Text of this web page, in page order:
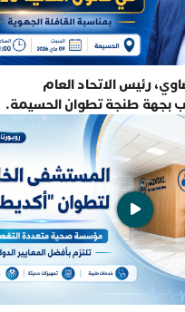
رئيس الاتحاد العام
بجهة طنجة تطوان الحسيمة.